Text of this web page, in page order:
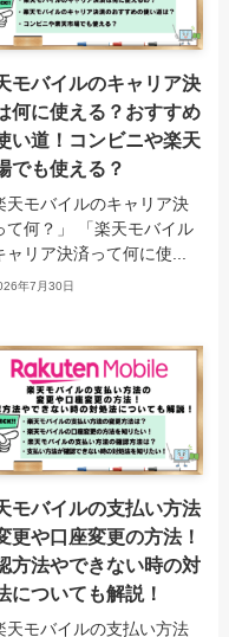
モバイルのキャリア決
何に使える？おすすめ
い道！コンビニや楽天
でも使える？
天モバイルのキャリア決
て何？」 「楽天モバイル
ャリア決済って何に使...
年7月30日
モバイルの支払い方法
更や口座変更の方法！
方法やできない時の対
についても解説！
天モバイルの支払い方法